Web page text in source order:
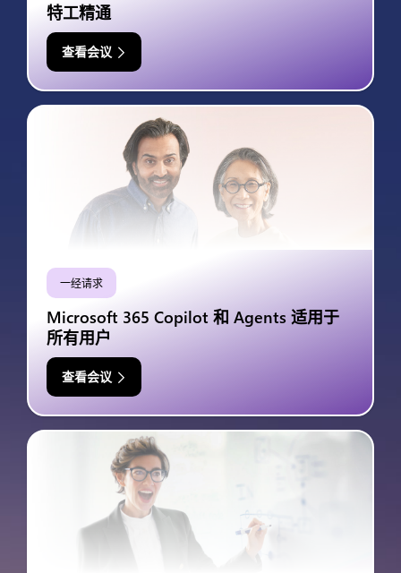
特工精通
查看会议
一经请求
Microsoft 365 Copilot 和 Agents 适用于
所有用户
查看会议